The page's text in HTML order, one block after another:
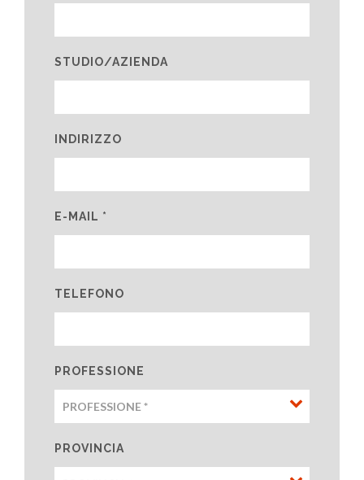
STUDIO/AZIENDA
INDIRIZZO
E-MAIL *
TELEFONO
PROFESSIONE
PROVINCIA